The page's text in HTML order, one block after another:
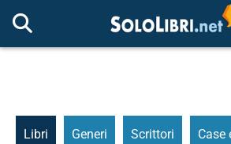
Libri Generi Scrittori Case